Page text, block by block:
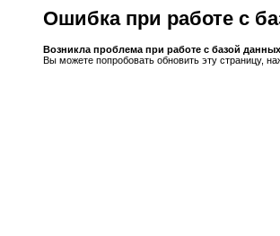
Ошибка при работе с
Возникла проблема при работе с базой
Вы можете попробовать обновить эту страницу,